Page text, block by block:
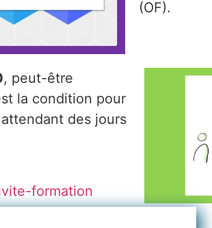
(OF).
, peut-être
la condition pour
des jours
formation